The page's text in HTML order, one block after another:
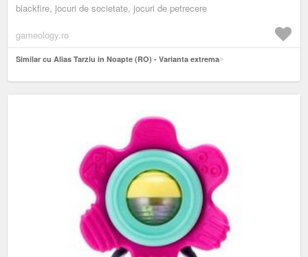
blackfire, jocuri de societate, jocuri de petrecere
gameology.ro
Similar cu Alias Tarziu in Noapte (RO) - Varianta extrema